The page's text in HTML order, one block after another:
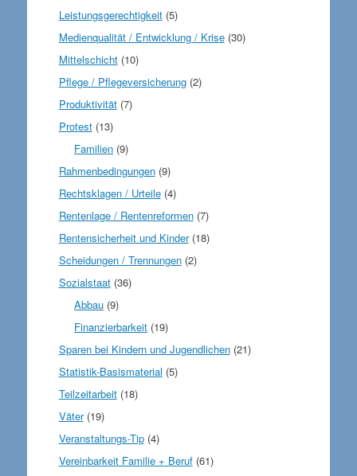
Leistungsgerechtigkeit(5)
Medienqualität / Entwicklung / Krise(30)
Mittelschicht(10)
Pflege / Pflegeversicherung(2)
Produktivität(7)
Protest(13)
Familien (9)
Rahmenbedingungen(9)
Rechtsklagen / Urteile(4)
Rentenlage / Rentenreformen(7)
Rentensicherheit und Kinder(18)
Scheidungen / Trennungen(2)
Sozialstaat(36)
Abbau (9)
Finanzierbarkeit (19)
Sparen bei Kindern und Jugendlichen(21)
Statistik-Basismaterial (5)
Teilzeitarbeit(18)
Väter(19)
Veranstaltungs-Tip(4)
Vereinbarkeit Familie + Beruf(61)